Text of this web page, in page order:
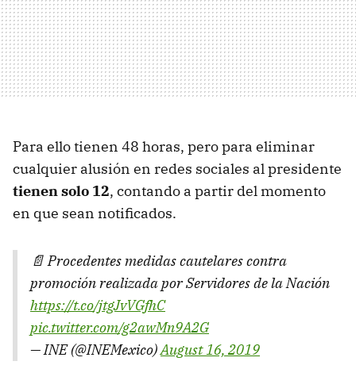
Para ello tienen 48 horas, pero para eliminar
cualquier alusión en redes sociales al presidente
tienen solo 12, contando a partir del momento
en que sean notificados.
📄 Procedentes medidas cautelares contra
promoción realizada por Servidores de la Nación
https://t.co/jtgJvVGfhC
pic.twitter.com/g2awMn9A2G
— INE (@INEMexico)August 16, 2019